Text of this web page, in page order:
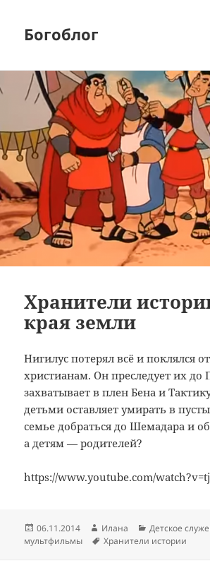
Богоблог
Хранители
края земли
Нигилус потерял всё и поклялся
христианам. Он преследует их до
захватывает в плен Бена и
детьми оставляет умирать в
семье добраться до Шемадара и
а детям — родителей?
https://www.youtube.com/
Опубликовано
06.11.2014 Автор
Илана Рубрики
Детское
мультфильмы
Метки
Хранители истории